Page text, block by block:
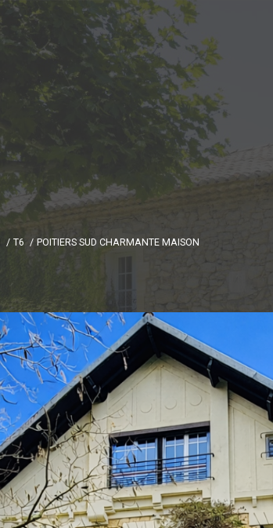
T6 POITIERS SUD CHARMANTE MAISON